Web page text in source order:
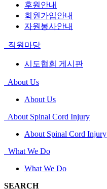
후원안내
회원가입안내
자원봉사안내
직원마당
시도협회 게시판
About Us
About Us
About Spinal Cord Injury
About Spinal Cord Injury
What We Do
What We Do
SEARCH